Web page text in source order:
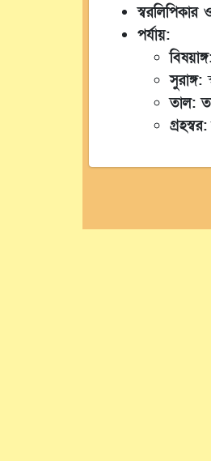
স্বরলিপিকার
পর্যায়:
সুরাঙ্গ:
তাল:
গ্রহস্বর: